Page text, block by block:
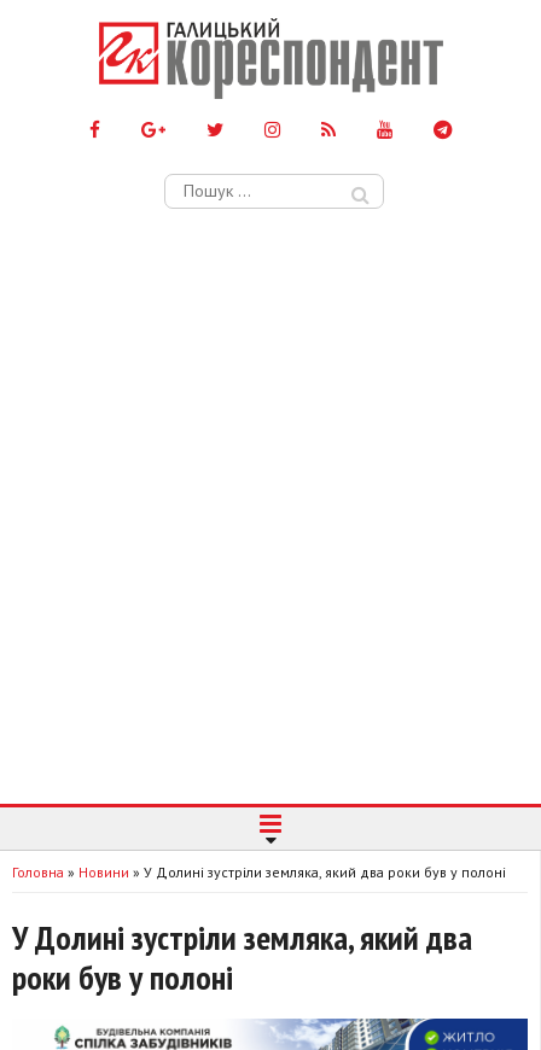
Пошук:
Головна » Новини » У Долині зустріли земляка, який два роки був у полоні
У Долині зустріли земляка, який два
роки був у полоні